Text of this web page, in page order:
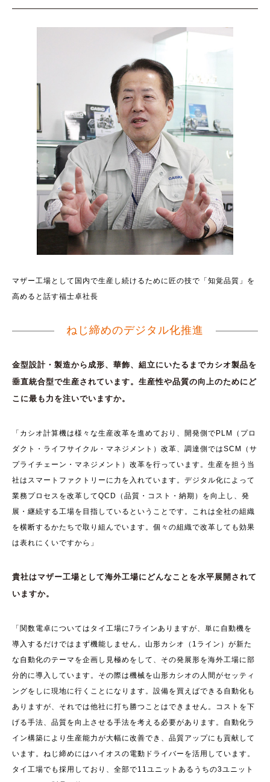
マザー工場として国内で生産し続けるために匠の技で「知覚品質」を
高めると話す福士卓社長
ねじ締めのデジタル化推進
金型設計・製造から成形、華飾、組立にいたるまでカシオ製品を
垂直統合型で生産されています。生産性や品質の向上のためにど
こに最も力を注いでいますか。
「カシオ計算機は様々な生産改革を進めており、開発側でPLM（プロ
ダクト・ライフサイクル・マネジメント）改革、調達側ではSCM（サ
プライチェーン・マネジメント）改革を行っています。生産を担う当
社はスマートファクトリーに力を入れています。デジタル化によって
業務プロセスを改革してQCD（品質・コスト・納期）を向上し、発
展・継続する工場を目指しているということです。これは全社の組織
を横断するかたちで取り組んでいます。個々の組織で改革しても効果
は表れにくいですから」
貴社はマザー工場として海外工場にどんなことを水平展開されて
いますか。
「関数電卓についてはタイ工場に7ラインありますが、単に自動機を
導入するだけではまず機能しません。山形カシオ（1ライン）が新た
な自動化のテーマを企画し見極めをして、その発展形を海外工場に部
分的に導入しています。その際は機械を山形カシオの人間がセッティ
ングをしに現地に行くことになります。設備を買えばできる自動化も
ありますが、それでは他社に打ち勝つことはできません。コストを下
げる手法、品質を向上させる手法を考える必要があります。自動化ラ
イン構築により生産能力が大幅に改善でき、品質アップにも貢献して
います。ねじ締めにはハイオスの電動ドライバーを活用しています。
タイ工場でも採用しており、全部で11ユニットあるうちの3ユニット